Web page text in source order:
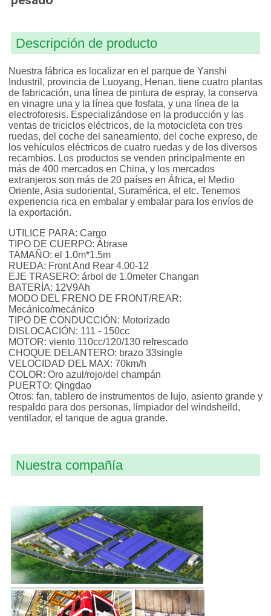
Descripción de producto
Nuestra fábrica es localizar en el parque de Yanshi
Industril, provincia de Luoyang, Henan. tiene cuatro plantas
de fabricación, una línea de pintura de espray, la conserva
en vinagre una y la línea que fosfata, y una línea de la
electroforesis. Especializándose en la producción y las
ventas de triciclos eléctricos, de la motocicleta con tres
ruedas, del coche del saneamiento, del coche expreso, de
los vehículos eléctricos de cuatro ruedas y de los diversos
recambios. Los productos se venden principalmente en
más de 400 mercados en China, y los mercados
extranjeros son más de 20 países en África, el Medio
Oriente, Asia sudoriental, Suramérica, el etc. Tenemos
experiencia rica en embalar y embalar para los envíos de
la exportación.
UTILICE PARA: Cargo
TIPO DE CUERPO: Ábrase
TAMAÑO: el 1.0m*1.5m
RUEDA: Front And Rear 4.00-12
EJE TRASERO: árbol de 1.0meter Changan
BATERÍA: 12V9Ah
MODO DEL FRENO DE FRONT/REAR:
Mecánico/mecánico
TIPO DE CONDUCCIÓN: Motorizado
DISLOCACIÓN: 111 - 150cc
MOTOR: viento 110cc/120/130 refrescado
CHOQUE DELANTERO: brazo 33single
VELOCIDAD DEL MAX: 70km/h
COLOR: Oro azul/rojo/del champán
PUERTO: Qingdao
Otros: fan, tablero de instrumentos de lujo, asiento grande y
respaldo para dos personas, limpiador del windsheild,
ventilador, el tanque de agua grande.
Nuestra compañía